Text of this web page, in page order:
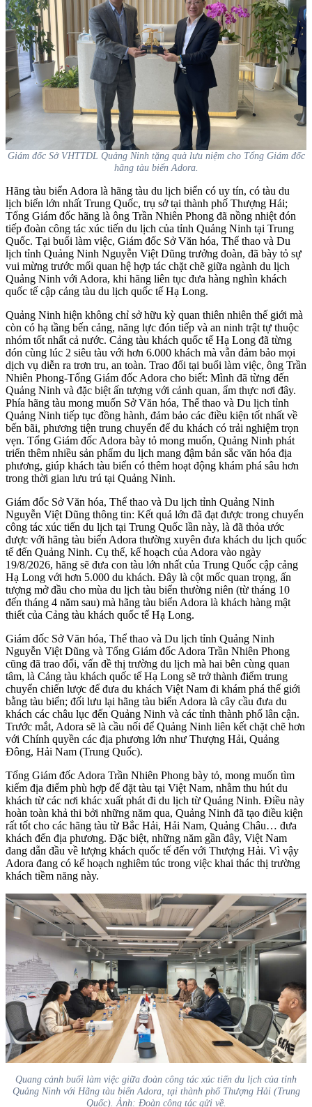
Giám đốc Sở VHTTDL Quảng Ninh tặng quà lưu niệm cho Tổng Giám đốc
hãng tàu biển Adora.
Hãng tàu biển Adora là hãng tàu du lịch biển có uy tín, có tàu du
lịch biển lớn nhất Trung Quốc, trụ sở tại thành phố Thượng Hải;
Tổng Giám đốc hãng là ông Trần Nhiên Phong đã nồng nhiệt đón
tiếp đoàn công tác xúc tiến du lịch của tỉnh Quảng Ninh tại Trung
Quốc. Tại buổi làm việc, Giám đốc Sở Văn hóa, Thể thao và Du
lịch tỉnh Quảng Ninh Nguyễn Việt Dũng trưởng đoàn, đã bày tỏ sự
vui mừng trước mối quan hệ hợp tác chặt chẽ giữa ngành du lịch
Quảng Ninh với Adora, khi hãng liên tục đưa hàng nghìn khách
quốc tế cập cảng tàu du lịch quốc tế Hạ Long.
Quảng Ninh hiện không chỉ sở hữu kỳ quan thiên nhiên thế giới mà
còn có hạ tầng bến cảng, năng lực đón tiếp và an ninh trật tự thuộc
nhóm tốt nhất cả nước. Cảng tàu khách quốc tế Hạ Long đã từng
đón cùng lúc 2 siêu tàu với hơn 6.000 khách mà vẫn đảm bảo mọi
dịch vụ diễn ra trơn tru, an toàn. Trao đổi tại buổi làm việc, ông Trần
Nhiên Phong-Tổng Giám đốc Adora cho biết: Mình đã từng đến
Quảng Ninh và đặc biệt ấn tượng với cảnh quan, ẩm thực nơi đây.
Phía hãng tàu mong muốn Sở Văn hóa, Thể thao và Du lịch tỉnh
Quảng Ninh tiếp tục đồng hành, đảm bảo các điều kiện tốt nhất về
bến bãi, phương tiện trung chuyển để du khách có trải nghiệm trọn
vẹn. Tổng Giám đốc Adora bày tỏ mong muốn, Quảng Ninh phát
triển thêm nhiều sản phẩm du lịch mang đậm bản sắc văn hóa địa
phương, giúp khách tàu biển có thêm hoạt động khám phá sâu hơn
trong thời gian lưu trú tại Quảng Ninh.
Giám đốc Sở Văn hóa, Thể thao và Du lịch tỉnh Quảng Ninh
Nguyễn Việt Dũng thông tin: Kết quả lớn đã đạt được trong chuyển
công tác xúc tiến du lịch tại Trung Quốc lần này, là đã thỏa ước
được với hãng tàu biển Adora thường xuyên đưa khách du lịch quốc
tế đến Quảng Ninh. Cụ thể, kế hoạch của Adora vào ngày
19/8/2026, hãng sẽ đưa con tàu lớn nhất của Trung Quốc cập cảng
Hạ Long với hơn 5.000 du khách. Đây là cột mốc quan trọng, ấn
tượng mở đầu cho mùa du lịch tàu biển thường niên (từ tháng 10
đến tháng 4 năm sau) mà hãng tàu biển Adora là khách hàng mật
thiết của Cảng tàu khách quốc tế Hạ Long.
Giám đốc Sở Văn hóa, Thể thao và Du lịch tỉnh Quảng Ninh
Nguyễn Việt Dũng và Tổng Giám đốc Adora Trần Nhiên Phong
cũng đã trao đổi, vấn đề thị trường du lịch mà hai bên cùng quan
tâm, là Cảng tàu khách quốc tế Hạ Long sẽ trở thành điểm trung
chuyển chiến lược để đưa du khách Việt Nam đi khám phá thế giới
bằng tàu biển; đối lưu lại hãng tàu biển Adora là cây cầu đưa du
khách các châu lục đến Quảng Ninh và các tỉnh thành phố lân cận.
Trước mắt, Adora sẽ là cầu nối để Quảng Ninh liên kết chặt chẽ hơn
với Chính quyền các địa phương lớn như Thượng Hải, Quảng
Đông, Hải Nam (Trung Quốc).
Tổng Giám đốc Adora Trần Nhiên Phong bày tỏ, mong muốn tìm
kiếm địa điểm phù hợp để đặt tàu tại Việt Nam, nhằm thu hút du
khách từ các nơi khác xuất phát đi du lịch từ Quảng Ninh. Điều này
hoàn toàn khả thi bởi những năm qua, Quảng Ninh đã tạo điều kiện
rất tốt cho các hãng tàu từ Bắc Hải, Hải Nam, Quảng Châu… đưa
khách đến địa phương. Đặc biệt, những năm gần đây, Việt Nam
đang dẫn đầu về lượng khách quốc tế đến với Thượng Hải. Vì vậy
Adora đang có kế hoạch nghiêm túc trong việc khai thác thị trường
khách tiềm năng này.
Quang cảnh buổi làm việc giữa đoàn công tác xúc tiến du lịch của tỉnh
Quảng Ninh với Hãng tàu biển Adora, tại thành phố Thượng Hải (Trung
Quốc). Ảnh: Đoàn công tác gửi về.